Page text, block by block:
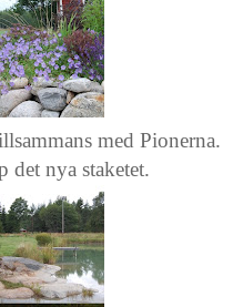
med Pionerna.
det nya staketet.